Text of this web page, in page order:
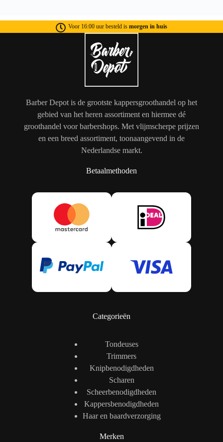
Voor 16:00 uur besteld is morgen in huis
Barber Depot is de grootste kappersgroothandel op het
gebied van het heren assortiment en hiermee dé
groothandel voor barbershops. Met vlijmscherpe prijzen
en een breed assortiment, toonaangevend in de
Nederlandse markt.
Betaalmethoden
Categorieën
Tondeuses
Trimmers
Knipbenodigdheden
Scharen
Scheerbenodigdheden
Kappersbenodigdheden
Haar en baardverzorging
Merken